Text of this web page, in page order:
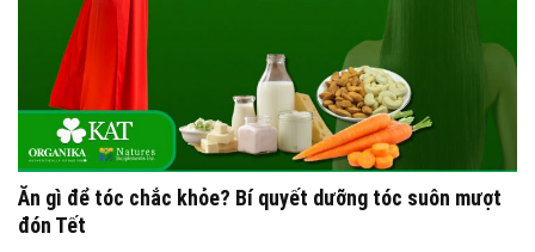
Ăn gì để tóc chắc khỏe? Bí quyết dưỡng tóc suôn mượt
đón Tết